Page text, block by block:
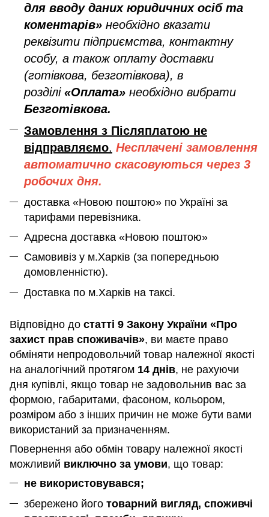
для вводу даних юридичних осіб та
коментарів» необхідно вказати
реквізити підприємства, контактну
особу, а також оплату доставки
(готівкова, безготівкова), в
розділі «Оплата» необхідно вибрати
Безготівкова.
Замовлення з Післяплатою не
відправляємо. Несплачені замовлення
автоматично скасовуються через 3
робочих дня.
доставка «Новою поштою» по Україні за
тарифами перевізника.
Адресна доставка «Новою поштою»
Самовивіз у м.Харків (за попередньою
домовленністю).
Доставка по м.Харків на таксі.
Відповідно до статті 9 Закону України «Про
захист прав споживачів», ви маєте право
обміняти непродовольчий товар належної якості
на аналогічний протягом 14 днів, не рахуючи
дня купівлі, якщо товар не задовольнив вас за
формою, габаритами, фасоном, кольором,
розміром або з інших причин не може бути вами
використаний за призначенням.
Повернення або обмін товару належної якості
можливий виключно за умови, що товар:
не використовувався;
збережено його товарний вигляд, споживчі